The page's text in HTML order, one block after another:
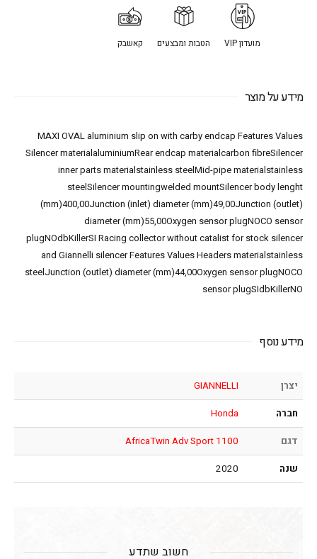
מועדון VIP הטבות ומבצעים קאשבק
מידע על מוצר
MAXI OVAL aluminium slip on with carby endcap Features Values
Silencer materialaluminiumRear endcap materialcarbon fibreSilencer
inner parts materialstainless steelMid-pipe materialstainless
steelSilencer mountingwelded mountSilencer body lenght
(mm)400,00Junction (inlet) diameter (mm)49,00Junction (outlet)
diameter (mm)55,00Oxygen sensor plugNOCO sensor
plugNOdbKillerSI Racing collector without catalist for stock silencer
and Giannelli silencer Features Values Headers materialstainless
steelJunction (outlet) diameter (mm)44,00Oxygen sensor plugNOCO
sensor plugSIdbKillerNO
מידע נוסף
יצרן
GIANNELLI
חברה
Honda
דגם
AfricaTwin Adv Sport 1100
שנה
2020
חשוב שתדע